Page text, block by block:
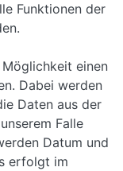
Funktionen der
einen
Dabei werden
Daten aus der
Falle
Datum und
erfolgt im